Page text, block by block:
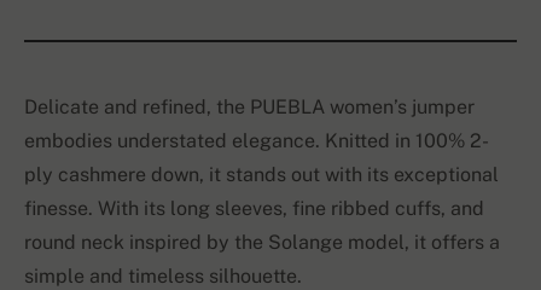
Delicate and refined, the PUEBLA women’s jumper
embodies understated elegance. Knitted in 100% 2-
ply cashmere down, it stands out with its exceptional
finesse. With its long sleeves, fine ribbed cuffs, and
round neck inspired by the Solange model, it offers a
simple and timeless silhouette.